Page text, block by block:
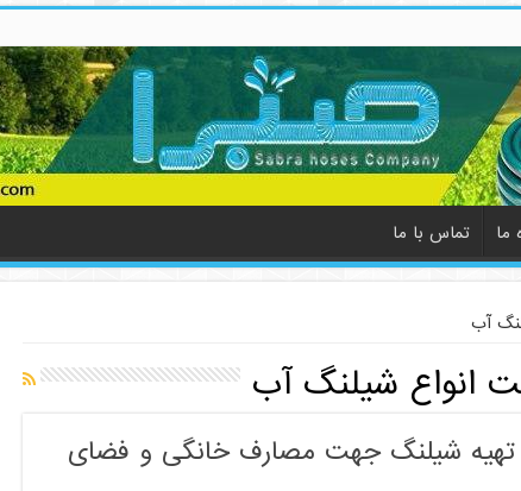
ما تماس با ما
آب
انواع شیلنگ آب
تهیه شیلنگ جهت مصارف خانگی و فضای